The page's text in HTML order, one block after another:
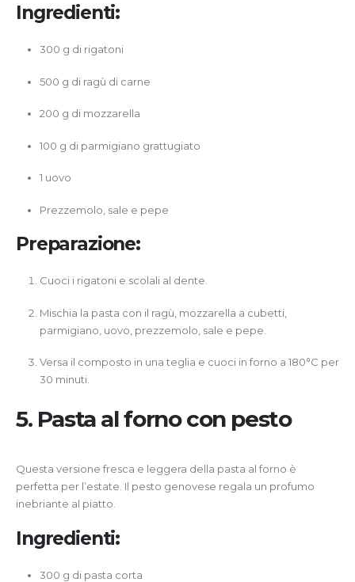
Ingredienti:
300 g di rigatoni
500 g di ragù di carne
200 g di mozzarella
100 g di parmigiano grattugiato
1 uovo
Prezzemolo, sale e pepe
Preparazione:
Cuoci i rigatoni e scolali al dente.
Mischia la pasta con il ragù, mozzarella a cubetti,
parmigiano, uovo, prezzemolo, sale e pepe.
Versa il composto in una teglia e cuoci in forno a 180°C per
30 minuti.
5. Pasta al forno con pesto
Questa versione fresca e leggera della pasta al forno è
perfetta per l’estate. Il pesto genovese regala un profumo
inebriante al piatto.
Ingredienti:
300 g di pasta corta